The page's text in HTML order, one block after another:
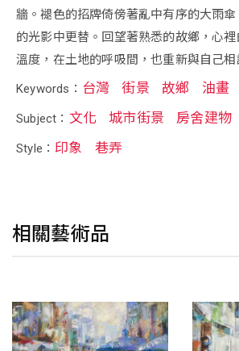
牆。褪色的招牌倚傍著亂中有序的大雨
的光影中更替。回望著熟悉的故鄉，心
溫度，在土地的呼吸間，也重新與自己相
Keywords： 台灣 街景 故鄉 油畫
Subject： 文化 城市街景 房舍建物
Style： 印象 巷弄
相關藝術品